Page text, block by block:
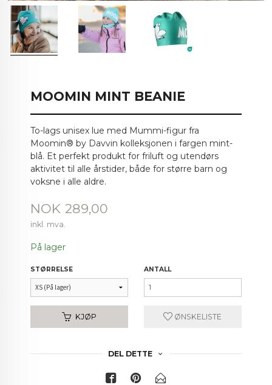
MOOMIN MINT BEANIE
To-lags unisex lue med Mummi-figur fra
Moomin® by Davvin kolleksjonen i fargen mint-
blå. Et perfekt produkt for friluft og utendørs
aktivitet til alle årstider, både for større barn og
voksne i alle aldre.
Pris
NOK 289,00
inkl. mva.
På lager
STØRRELSE ANTALL
KJØP ØNSKELISTE
DEL DETTE